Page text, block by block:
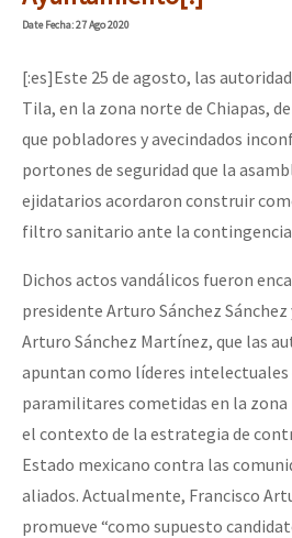
Mundo
La Sexta
AutonomÍa y Resistencia
Megaproyectos
Migración
Mujeres
Niñxs
ETIQUETAS
MULTIMEDIA
Audio
Fotorreportaje
Se o México sabe, que o mundo
[25 abr – CDMX] Tokín por el CNI: 30
DateFecha: 27 Ago 2020
[:es]Este 25 de agosto, las
Tila, en la zona norte de Chiapas,
que pobladores y avecindados
portones de seguridad que la
ejidatarios acordaron construir
filtro sanitario ante la contingencia
Dichos actos vandálicos fueron
presidente Arturo Sánchez Sánchez
Arturo Sánchez Martínez, que las
apuntan como líderes intelectuales
paramilitares cometidas en la zona
el contexto de la estrategia de
Estado mexicano contra las
aliados. Actualmente, Francisco
promueve “como supuesto